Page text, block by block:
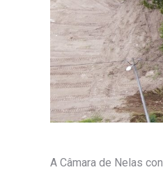
A Câmara de Nelas